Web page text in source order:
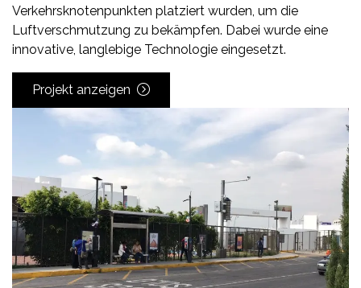
Verkehrsknotenpunkten platziert wurden, um die
Luftverschmutzung zu bekämpfen. Dabei wurde eine
innovative, langlebige Technologie eingesetzt.
Projekt anzeigen